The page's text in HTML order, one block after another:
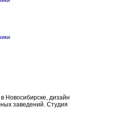
Новосибирске, дизайн
заведений. Студия